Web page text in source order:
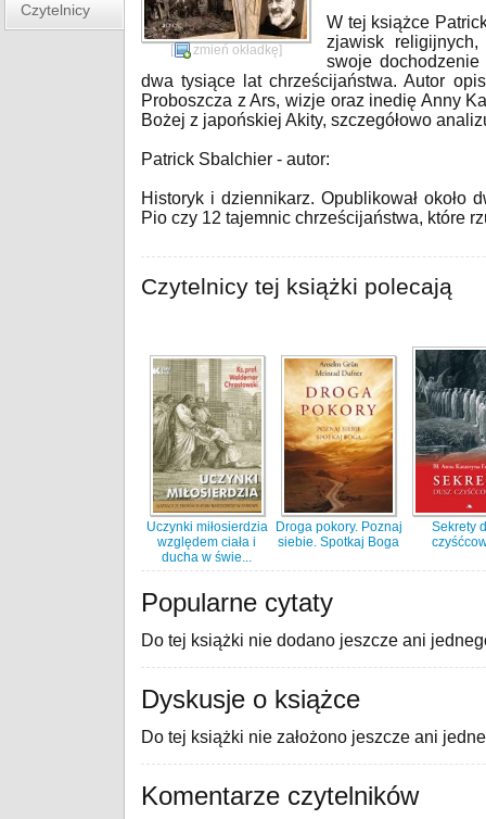
Czytelnicy
[ zmień okładkę]
W tej książce
zjawisk
swoje
dwa tysiące lat chrześcijaństwa. Autor
Proboszcza z Ars, wizje oraz inedię Anny
Bożej z japońskiej Akity, szczegółowo
Patrick Sbalchier - autor:
Historyk i dziennikarz. Opublikował około
Pio czy 12 tajemnic chrześcijaństwa, które
Czytelnicy tej książki polecają
Uczynki miłosierdzia
względem ciała i
ducha w świe...
Droga pokory. Poznaj
siebie. Spotkaj Boga
Sekrety
Popularne cytaty
Do tej książki nie dodano jeszcze ani
Dyskusje o książce
Do tej książki nie założono jeszcze ani
Komentarze czytelników